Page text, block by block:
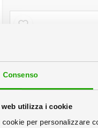
Consenso
utilizza i cookie
per personalizzare